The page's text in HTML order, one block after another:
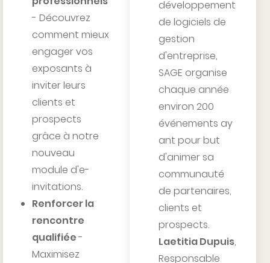
- Découvrez
comment mieux
engager vos
exposants à
inviter leurs
clients et
prospects
grâce à notre
nouveau
module d'e-
invitations.
Renforcer la
rencontre
qualifiée-
Maximisez
développement
de logiciels de
gestion
d'entreprise,
SAGE organise
chaque année
environ 200
événements ay
ant pour but
d'animer sa
communauté
de partenaires,
clients et
prospects.
Laetitia Dupuis,
Responsable